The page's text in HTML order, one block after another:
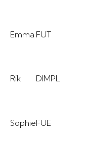
Emma FUT
Rik DIMPL
SophieFUE